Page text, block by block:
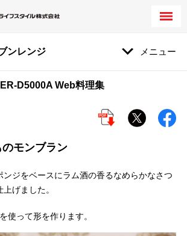
ンレンジ メニュー
ER-D5000A Web料理集
モンブラン
ンジをベースにラム酒の香るなめらかなさつ
げました。
使って形を作ります。